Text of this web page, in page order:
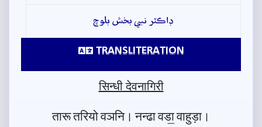
ڊاڪٽر نبي بخش بلوچ
TRANSLITERATION
सिन्धी देवनागिरी
तारू तरियो वञनि। नन्ढा वडा॒ वाहुड़ा।